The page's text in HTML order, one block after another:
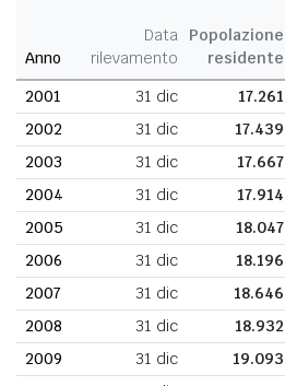
Anno
Data
rilevamento
Popolazione
residente
2001
31 dic 17.261
2002
31 dic 17.439
2003
31 dic 17.667
2004
31 dic 17.914
2005
31 dic 18.047
2006
31 dic 18.196
2007
31 dic 18.646
2008
31 dic 18.932
2009
31 dic 19.093